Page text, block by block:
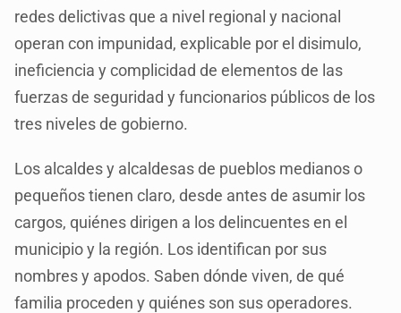
redes delictivas que a nivel regional y nacional
operan con impunidad, explicable por el disimulo,
ineficiencia y complicidad de elementos de las
fuerzas de seguridad y funcionarios públicos de los
tres niveles de gobierno.
Los alcaldes y alcaldesas de pueblos medianos o
pequeños tienen claro, desde antes de asumir los
cargos, quiénes dirigen a los delincuentes en el
municipio y la región. Los identifican por sus
nombres y apodos. Saben dónde viven, de qué
familia proceden y quiénes son sus operadores.